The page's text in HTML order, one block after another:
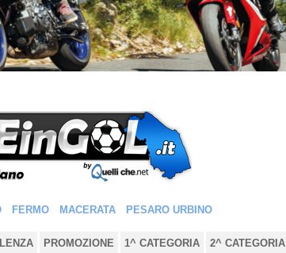
FERMO MACERATA PESARO URBINO
PROMOZIONE 1^ CATEGORIA 2^ CATEGORIA